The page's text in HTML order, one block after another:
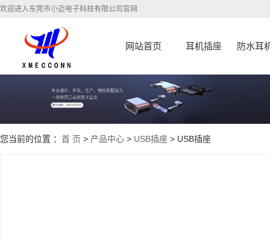
欢迎进入东莞市小迈电子科技有限公司官网
网站首页 耳机插座 防水耳
您当前的位置 ： 首 页 > 产品中心 > USB插座 > USB插座